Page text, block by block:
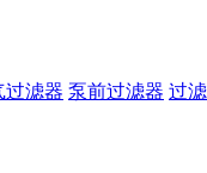
过滤器 泵前过滤器 过